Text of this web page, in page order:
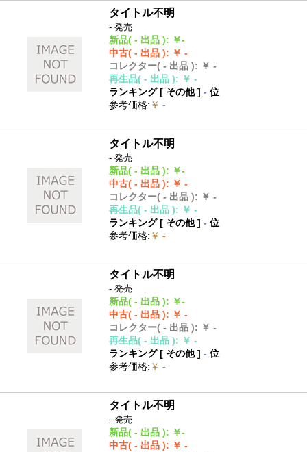
タイトル不明
- 発売
新品( - 出品 ): ￥-
中古( - 出品 ): ￥ -
コレクター( - 出品 ): ￥ -
再生品( - 出品 ): ￥ -
ランキング [ その他]- 位
参考価格: ￥ -
タイトル不明
- 発売
新品( - 出品 ): ￥-
中古( - 出品 ): ￥ -
コレクター( - 出品 ): ￥ -
再生品( - 出品 ): ￥ -
ランキング [ その他]- 位
参考価格: ￥ -
タイトル不明
- 発売
新品( - 出品 ): ￥-
中古( - 出品 ): ￥ -
コレクター( - 出品 ): ￥ -
再生品( - 出品 ): ￥ -
ランキング [ その他]- 位
参考価格: ￥ -
タイトル不明
- 発売
新品( - 出品 ): ￥-
中古( - 出品 ): ￥ -